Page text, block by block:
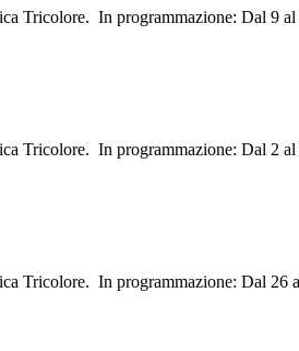
Tricolore. In programmazione: Dal 9 al
Tricolore. In programmazione: Dal 2 al
Tricolore. In programmazione: Dal 26